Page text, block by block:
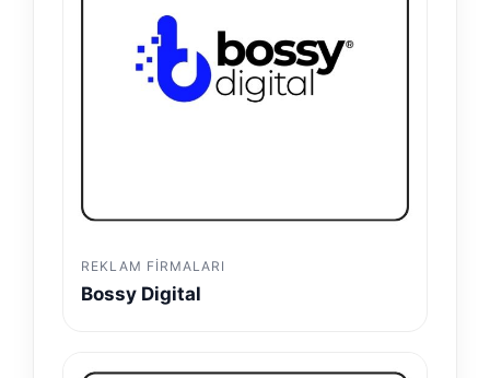
REKLAM FIRMALARI
Bossy Digital